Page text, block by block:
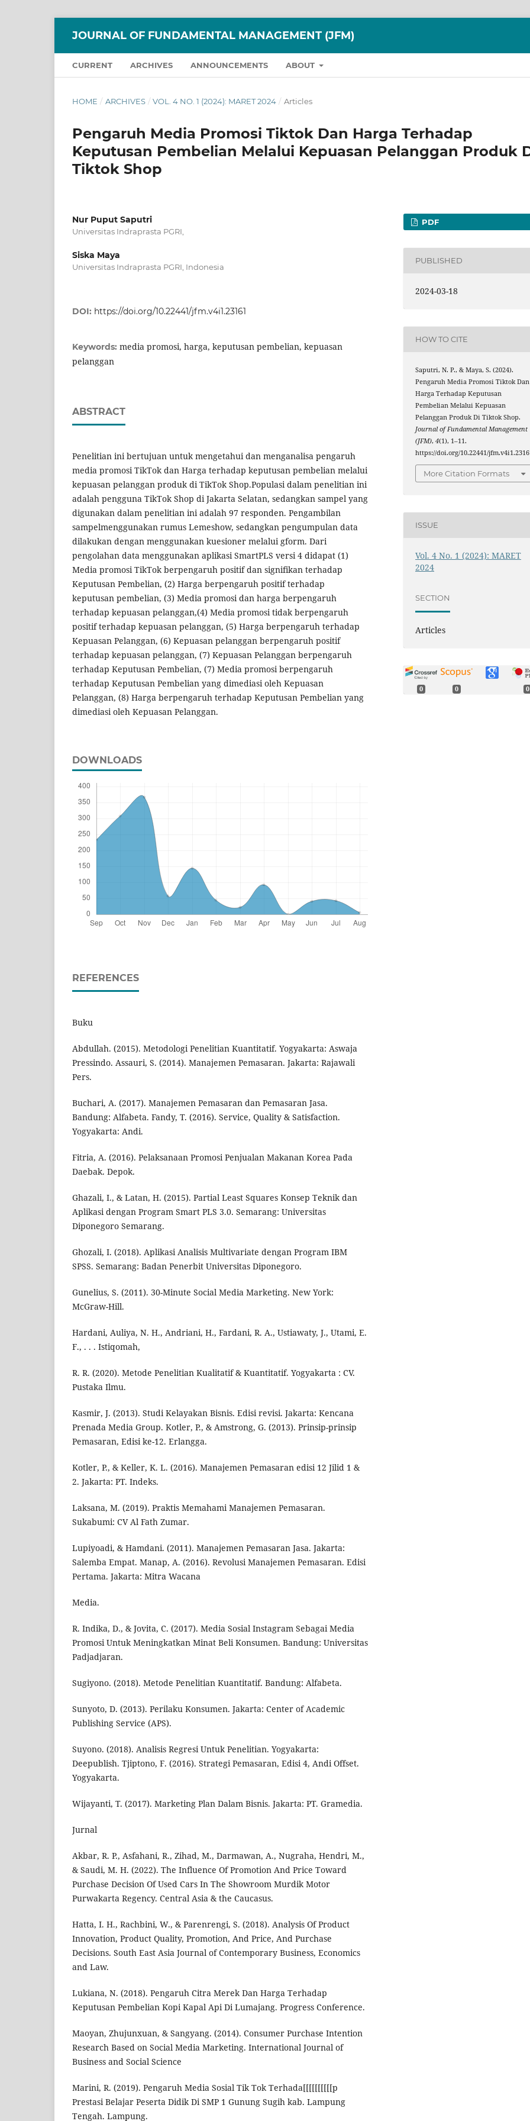
JOURNAL OF FUNDAMENTAL MANAGEMENT (JFM)
CURRENT ARCHIVES ANNOUNCEMENTS ABOUT
HOME / ARCHIVES / VOL. 4 NO. 1 (2024): MARET 2024 / Articles
Pengaruh Media Promosi Tiktok Dan Harga Terhadap
Keputusan Pembelian Melalui Kepuasan Pelanggan Produk
Tiktok Shop
Nur Puput Saputri
Universitas Indraprasta PGRI,
Siska Maya
Universitas Indraprasta PGRI, Indonesia
DOI: https://doi.org/10.22441/jfm.v4i1.23161
Keywords: media promosi, harga, keputusan pembelian, kepuasan
pelanggan
ABSTRACT
Penelitian ini bertujuan untuk mengetahui dan menganalisa pengaruh
media promosi TikTok dan Harga terhadap keputusan pembelian melalui
kepuasan pelanggan produk di TikTok Shop.Populasi dalam penelitian ini
adalah pengguna TikTok Shop di Jakarta Selatan, sedangkan sampel yang
digunakan dalam penelitian ini adalah 97 responden. Pengambilan
sampelmenggunakan rumus Lemeshow, sedangkan pengumpulan data
dilakukan dengan menggunakan kuesioner melalui gform. Dari
pengolahan data menggunakan aplikasi SmartPLS versi 4 didapat (1)
Media promosi TikTok berpengaruh positif dan signifikan terhadap
Keputusan Pembelian, (2) Harga berpengaruh positif terhadap
keputusan pembelian, (3) Media promosi dan harga berpengaruh
terhadap kepuasan pelanggan,(4) Media promosi tidak berpengaruh
positif terhadap kepuasan pelanggan, (5) Harga berpengaruh terhadap
Kepuasan Pelanggan, (6) Kepuasan pelanggan berpengaruh positif
terhadap kepuasan pelanggan, (7) Kepuasan Pelanggan berpengaruh
terhadap Keputusan Pembelian, (7) Media promosi berpengaruh
terhadap Keputusan Pembelian yang dimediasi oleh Kepuasan
Pelanggan, (8) Harga berpengaruh terhadap Keputusan Pembelian yang
dimediasi oleh Kepuasan Pelanggan.
DOWNLOADS
REFERENCES
Buku
Abdullah. (2015). Metodologi Penelitian Kuantitatif. Yogyakarta: Aswaja
Pressindo. Assauri, S. (2014). Manajemen Pemasaran. Jakarta: Rajawali
Pers.
Buchari, A. (2017). Manajemen Pemasaran dan Pemasaran Jasa.
Bandung: Alfabeta. Fandy, T. (2016). Service, Quality & Satisfaction.
Yogyakarta: Andi.
Fitria, A. (2016). Pelaksanaan Promosi Penjualan Makanan Korea Pada
Daebak. Depok.
Ghazali, I., & Latan, H. (2015). Partial Least Squares Konsep Teknik dan
Aplikasi dengan Program Smart PLS 3.0. Semarang: Universitas
Diponegoro Semarang.
Ghozali, I. (2018). Aplikasi Analisis Multivariate dengan Program IBM
SPSS. Semarang: Badan Penerbit Universitas Diponegoro.
Gunelius, S. (2011). 30-Minute Social Media Marketing. New York:
McGraw-Hill.
Hardani, Auliya, N. H., Andriani, H., Fardani, R. A., Ustiawaty, J., Utami, E.
F., . . . Istiqomah,
R. R. (2020). Metode Penelitian Kualitatif & Kuantitatif. Yogyakarta : CV.
Pustaka Ilmu.
Kasmir, J. (2013). Studi Kelayakan Bisnis. Edisi revisi. Jakarta: Kencana
Prenada Media Group. Kotler, P., & Amstrong, G. (2013). Prinsip-prinsip
Pemasaran, Edisi ke-12. Erlangga.
Kotler, P., & Keller, K. L. (2016). Manajemen Pemasaran edisi 12 Jilid 1 &
2. Jakarta: PT. Indeks.
Laksana, M. (2019). Praktis Memahami Manajemen Pemasaran.
Sukabumi: CV Al Fath Zumar.
Lupiyoadi, & Hamdani. (2011). Manajemen Pemasaran Jasa. Jakarta:
Salemba Empat. Manap, A. (2016). Revolusi Manajemen Pemasaran. Edisi
Pertama. Jakarta: Mitra Wacana
Media.
R. Indika, D., & Jovita, C. (2017). Media Sosial Instagram Sebagai Media
Promosi Untuk Meningkatkan Minat Beli Konsumen. Bandung: Universitas
Padjadjaran.
Sugiyono. (2018). Metode Penelitian Kuantitatif. Bandung: Alfabeta.
Sunyoto, D. (2013). Perilaku Konsumen. Jakarta: Center of Academic
Publishing Service (APS).
Suyono. (2018). Analisis Regresi Untuk Penelitian. Yogyakarta:
Deepublish. Tjiptono, F. (2016). Strategi Pemasaran, Edisi 4, Andi Offset.
Yogyakarta.
Wijayanti, T. (2017). Marketing Plan Dalam Bisnis. Jakarta: PT. Gramedia.
Jurnal
Akbar, R. P., Asfahani, R., Zihad, M., Darmawan, A., Nugraha, Hendri, M.,
& Saudi, M. H. (2022). The Influence Of Promotion And Price Toward
Purchase Decision Of Used Cars In The Showroom Murdik Motor
Purwakarta Regency. Central Asia & the Caucasus.
Hatta, I. H., Rachbini, W., & Parenrengi, S. (2018). Analysis Of Product
Innovation, Product Quality, Promotion, And Price, And Purchase
Decisions. South East Asia Journal of Contemporary Business, Economics
and Law.
Lukiana, N. (2018). Pengaruh Citra Merek Dan Harga Terhadap
Keputusan Pembelian Kopi Kapal Api Di Lumajang. Progress Conference.
Maoyan, Zhujunxuan, & Sangyang. (2014). Consumer Purchase Intention
Research Based on Social Media Marketing. International Journal of
Business and Social Science
Marini, R. (2019). Pengaruh Media Sosial Tik Tok Terhada[[[[[[[[[[p
Prestasi Belajar Peserta Didik Di SMP 1 Gunung Sugih kab. Lampung
Tengah. Lampung.
PDF
PUBLISHED
2024-03-18
HOW TO CITE
Saputri, N. P., & Maya, S. (2024).
Pengaruh Media Promosi Tiktok Dan
Harga Terhadap Keputusan
Pembelian Melalui Kepuasan
Pelanggan Produk Di Tiktok Shop.
Journal of Fundamental Management
(JFM),4(1), 1–11.
https://doi.org/10.22441/
More Citation Formats
ISSUE
Vol. 4 No. 1 (2024): MARET
2024
SECTION
Articles
0 0 0